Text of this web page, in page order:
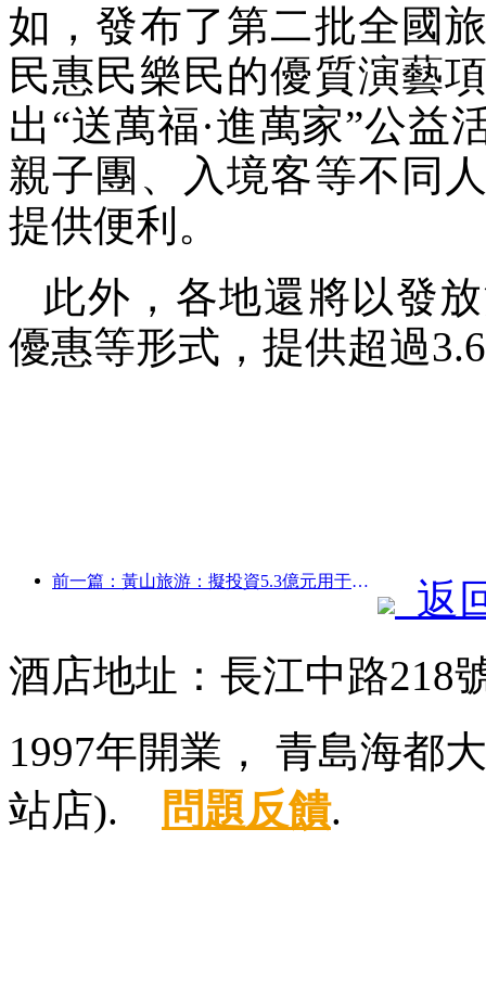
如，發布了第二批全國
民惠民樂民的優質演藝
出“送萬福·進萬家”公益
親子團、入境客等不同
提供便利。
此外，各地還將以發
優惠等形式，提供超過
前一篇：黃山旅游：擬投資5.3億元用于酒店改造
返
酒店地址：長江中路218
1997年開業， 青島海都
站店).
問題反饋.